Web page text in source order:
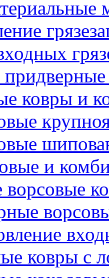
ковры и
и
ковры с